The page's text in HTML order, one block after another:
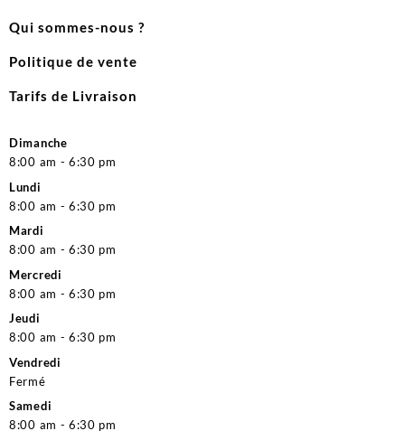
Qui sommes-nous ?
Politique de vente
Tarifs de Livraison
Dimanche
8:00 am - 6:30 pm
Lundi
8:00 am - 6:30 pm
Mardi
8:00 am - 6:30 pm
Mercredi
8:00 am - 6:30 pm
Jeudi
8:00 am - 6:30 pm
Vendredi
Fermé
Samedi
8:00 am - 6:30 pm